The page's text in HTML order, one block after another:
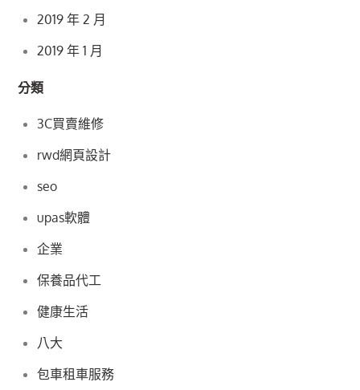
2019 年 2 月
2019 年 1 月
分類
3C買賣維修
rwd網頁設計
seo
upas軟體
企業
保養品代工
健康生活
八大
包車租車服務